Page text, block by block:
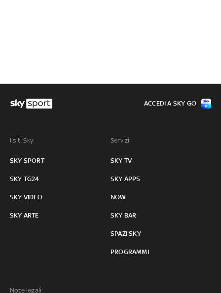
I siti Sky:
SKY SPORT
SKY TG24
SKY VIDEO
SKY ARTE
Servizi:
SKY TV
SKY APPS
NOW
SKY BAR
SPAZI SKY
PROGRAMMI
Note legali:
ACCEDI A SKY GO